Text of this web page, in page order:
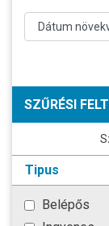
SZŰRÉSI
Tipus
Belépős